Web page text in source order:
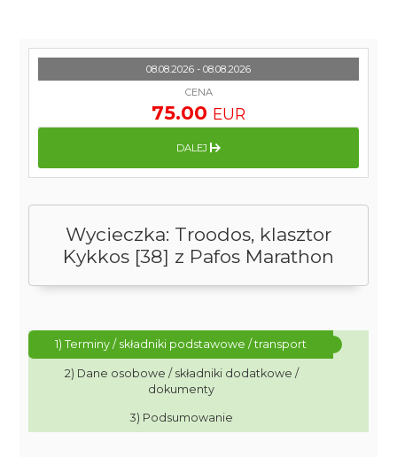
Wycieczka: Troodos, klasztor
Kykkos [38] z Pafos Marathon
1) Terminy / składniki podstawowe / transport
2) Dane osobowe / składniki dodatkowe /
dokumenty
3) Podsumowanie
08.08.2026 - 08.08.2026
CENA
75.00 EUR
DALEJ